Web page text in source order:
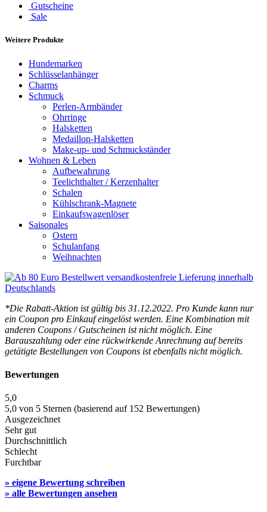
Gutscheine
Sale
Weitere Produkte
Hundemarken
Schlüsselanhänger
Charms
Schmuck
Perlen-Armbänder
Ohrringe
Halsketten
Medaillon-Halsketten
Make-up- und Schmuckständer
Wohnen & Leben
Aufbewahrung
Teelichthalter / Kerzenhalter
Schalen
Kühlschrank-Magnete
Einkaufswagenlöser
Saisonales
Ostern
Schulanfang
Weihnachten
*Die Rabatt-Aktion ist gültig bis 31.12.2022. Pro Kunde kann nur
ein Coupon pro Einkauf eingelöst werden. Eine Kombination mit
anderen Coupons / Gutscheinen ist nicht möglich. Eine
Barauszahlung oder eine rückwirkende Anrechnung auf bereits
getätigte Bestellungen von Coupons ist ebenfalls nicht möglich.
Bewertungen
5,0
5,0 von 5 Sternen (basierend auf 152 Bewertungen)
Ausgezeichnet
Sehr gut
Durchschnittlich
Schlecht
Furchtbar
» eigene Bewertung schreiben
» alle Bewertungen ansehen